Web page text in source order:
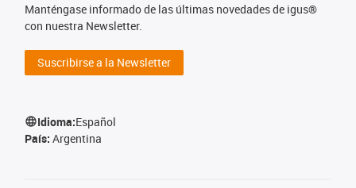
Manténgase informado de las últimas novedades de igus®
con nuestra Newsletter.
Suscribirse a la Newsletter
Idioma:Español
País: Argentina